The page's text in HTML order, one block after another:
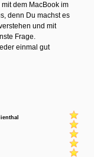
dem MacBook im
denn Du machst es
und mit
Frage.
einmal gut